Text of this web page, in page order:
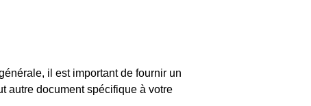
il est important de fournir un
autre document spécifique à votre